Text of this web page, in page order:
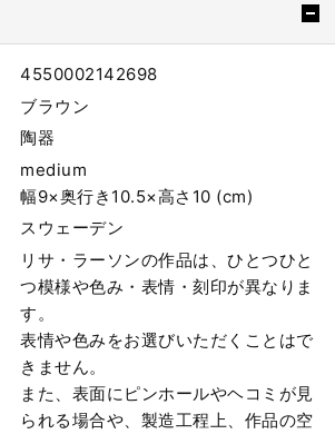
4550002142698
ブラウン
陶器
medium
幅9×奥行き10.5×高さ10 (cm)
スウェーデン
リサ・ラーソンの作品は、ひとつひと
つ模様や色み・表情・刻印が異なりま
す。
表情や色みをお選びいただくことはで
きません。
また、表面にピンホールやヘコミが見
られる場合や、製造工程上、作品の空